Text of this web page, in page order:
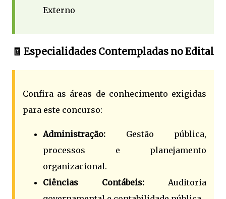
Externo
🧾 Especialidades Contempladas no Edital
Confira as áreas de conhecimento exigidas
para este concurso:
Administração: Gestão pública,
processos e planejamento
organizacional.
Ciências Contábeis: Auditoria